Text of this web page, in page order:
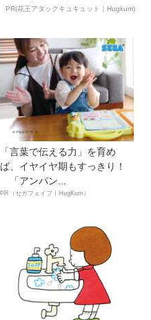
PR(花王アタックキュキュット｜Hugkum)
「言葉で伝える力」を育め
ば、イヤイヤ期もすっきり！
「アンパン...
PR（セガフェイブ｜HugKum）